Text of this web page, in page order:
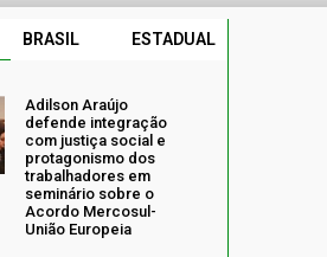
BRASIL ESTADUAL
Adilson Araújo
defende integração
com justiça social e
protagonismo dos
trabalhadores em
seminário sobre o
Acordo Mercosul-
União Europeia